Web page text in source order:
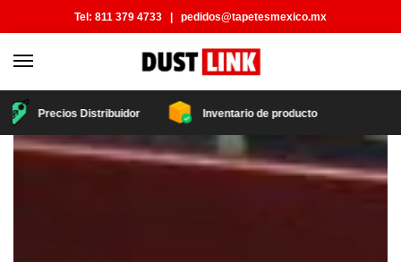
Tel: 811 379 4733 | pedidos@tapetesmexico.mx
Precios Distribuidor Inventario de producto